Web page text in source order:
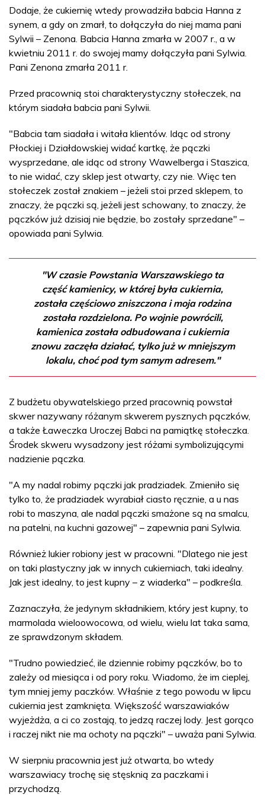
Dodaje, że cukiernię wtedy prowadziła babcia Hanna z
synem, a gdy on zmarł, to dołączyła do niej mama pani
Sylwii – Zenona. Babcia Hanna zmarła w 2007 r., a w
kwietniu 2011 r. do swojej mamy dołączyła pani Sylwia.
Pani Zenona zmarła 2011 r.
Przed pracownią stoi charakterystyczny stołeczek, na
którym siadała babcia pani Sylwii.
"Babcia tam siadała i witała klientów. Idąc od strony
Płockiej i Działdowskiej widać kartkę, że pączki
wysprzedane, ale idąc od strony Wawelberga i Staszica,
to nie widać, czy sklep jest otwarty, czy nie. Więc ten
stołeczek został znakiem – jeżeli stoi przed sklepem, to
znaczy, że pączki są, jeżeli jest schowany, to znaczy, że
pączków już dzisiaj nie będzie, bo zostały sprzedane" –
opowiada pani Sylwia.
"W czasie Powstania Warszawskiego ta
część kamienicy, w której była cukiernia,
została częściowo zniszczona i moja rodzina
została rozdzielona. Po wojnie powrócili,
kamienica została odbudowana i cukiernia
znowu zaczęła działać, tylko już w mniejszym
lokalu, choć pod tym samym adresem."
Z budżetu obywatelskiego przed pracownią powstał
skwer nazywany różanym skwerem pysznych pączków,
a także Ławeczka Uroczej Babci na pamiątkę stołeczka.
Środek skweru wysadzony jest różami symbolizującymi
nadzienie pączka.
"A my nadal robimy pączki jak pradziadek. Zmieniło się
tylko to, że pradziadek wyrabiał ciasto ręcznie, a u nas
robi to maszyna, ale nadal pączki smażone są na smalcu,
na patelni, na kuchni gazowej" – zapewnia pani Sylwia.
Również lukier robiony jest w pracowni. "Dlatego nie jest
on taki plastyczny jak w innych cukierniach, taki idealny.
Jak jest idealny, to jest kupny – z wiaderka" – podkreśla.
Zaznaczyła, że jedynym składnikiem, który jest kupny, to
marmolada wieloowocowa, od wielu, wielu lat taka sama,
ze sprawdzonym składem.
"Trudno powiedzieć, ile dziennie robimy pączków, bo to
zależy od miesiąca i od pory roku. Wiadomo, że im cieplej,
tym mniej jemy paczków. Właśnie z tego powodu w lipcu
cukiernia jest zamknięta. Większość warszawiaków
wyjeżdża, a ci co zostają, to jedzą raczej lody. Jest gorąco
i raczej nikt nie ma ochoty na pączki" – uważa pani Sylwia.
W sierpniu pracownia jest już otwarta, bo wtedy
warszawiacy trochę się stęsknią za paczkami i
przychodzą.